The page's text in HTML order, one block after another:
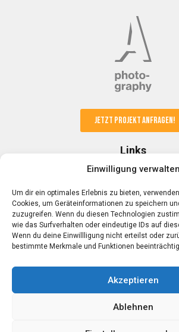
Einwilligung verwalten
Um dir ein optimales Erlebnis zu bieten,
Cookies, um Geräteinformationen zu speichern
zuzugreifen. Wenn du diesen Technologien
wie das Surfverhalten oder eindeutige IDs auf
Wenn du deine Einwillligung nicht erteilst oder
bestimmte Merkmale und Funktionen
Akzeptieren
Ablehnen
Jetzt Projekt anfragen!
Links
FAQ
AGB
Datenschutz
Impressum
Mobil: 0176 23 22 14 17
Web: alexschmitt.de